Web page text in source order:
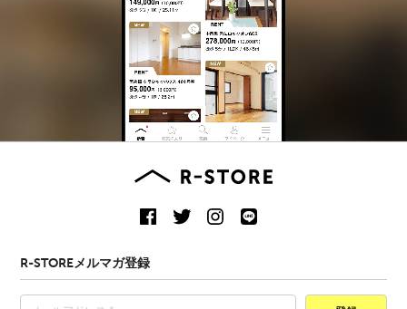
R-STOREメルマガ登録